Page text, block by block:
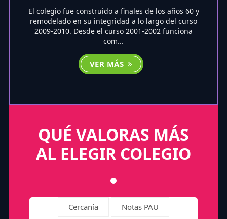
El colegio fue construido a finales de los años 60 y
remodelado en su integridad a lo largo del curso
2009-2010. Desde el curso 2001-2002 funciona
com...
VER MÁS
QUÉ VALORAS MÁS
AL ELEGIR COLEGIO
Cercanía Notas PAU